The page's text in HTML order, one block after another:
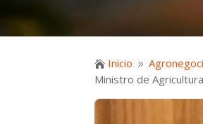
 Inicio 9
Ministro de